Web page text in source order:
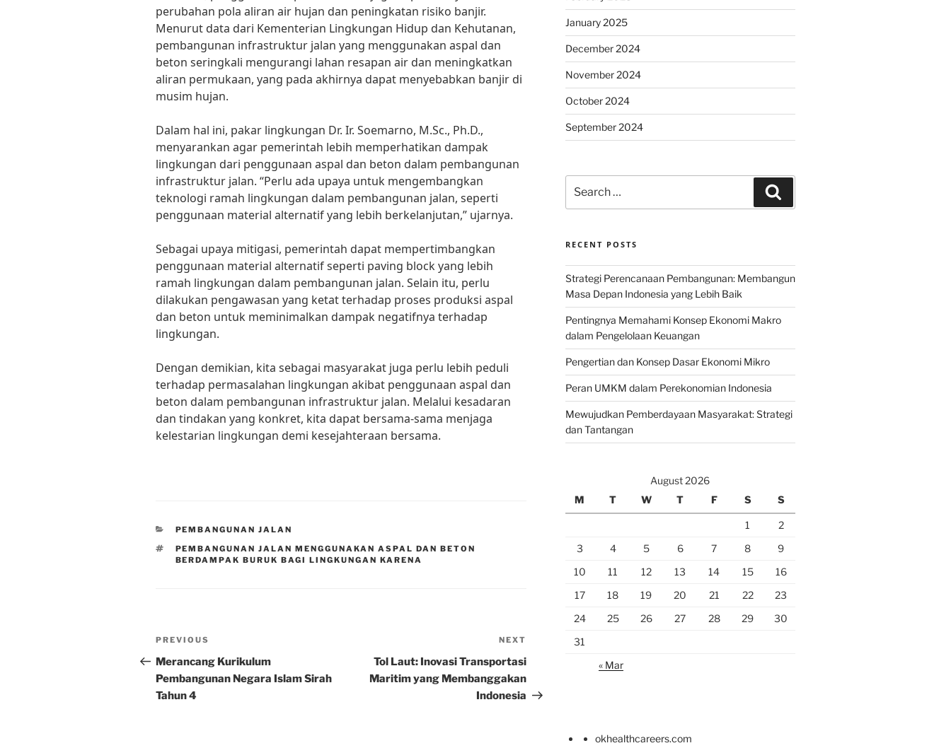
perubahan pola aliran air hujan dan peningkatan risiko banjir.
Menurut data dari Kementerian Lingkungan Hidup dan Kehutanan,
pembangunan infrastruktur jalan yang menggunakan aspal dan
beton seringkali mengurangi lahan resapan air dan meningkatkan
aliran permukaan, yang pada akhirnya dapat menyebabkan banjir di
musim hujan.
Dalam hal ini, pakar lingkungan Dr. Ir. Soemarno, M.Sc., Ph.D.,
menyarankan agar pemerintah lebih memperhatikan dampak
lingkungan dari penggunaan aspal dan beton dalam pembangunan
infrastruktur jalan. “Perlu ada upaya untuk mengembangkan
teknologi ramah lingkungan dalam pembangunan jalan, seperti
penggunaan material alternatif yang lebih berkelanjutan,” ujarnya.
Sebagai upaya mitigasi, pemerintah dapat mempertimbangkan
penggunaan material alternatif seperti paving block yang lebih
ramah lingkungan dalam pembangunan jalan. Selain itu, perlu
dilakukan pengawasan yang ketat terhadap proses produksi aspal
dan beton untuk meminimalkan dampak negatifnya terhadap
lingkungan.
Dengan demikian, kita sebagai masyarakat juga perlu lebih peduli
terhadap permasalahan lingkungan akibat penggunaan aspal dan
beton dalam pembangunan infrastruktur jalan. Melalui kesadaran
dan tindakan yang konkret, kita dapat bersama-sama menjaga
kelestarian lingkungan demi kesejahteraan bersama.
CATEGORIES
PEMBANGUNAN JALAN
TAGS
PEMBANGUNAN JALAN MENGGUNAKAN ASPAL DAN BETON
BERDAMPAK BURUK BAGI LINGKUNGAN KARENA
Post
navigation
Previous
Post
PREVIOUS
Merancang Kurikulum
Pembangunan Negara Islam Sirah
Tahun 4
Post
NEXT
Tol Laut: Inovasi Transportasi
Maritim yang Membanggakan
Indonesia
January 2025
December 2024
November 2024
October 2024
September 2024
for:
RECENT POSTS
Strategi Perencanaan Pembangunan: Membangun
Masa Depan Indonesia yang Lebih Baik
Pentingnya Memahami Konsep Ekonomi Makro
dalam Pengelolaan Keuangan
Pengertian dan Konsep Dasar Ekonomi Mikro
Peran UMKM dalam Perekonomian Indonesia
Mewujudkan Pemberdayaan Masyarakat: Strategi
dan Tantangan
August 2026
M
T W T F S S
1
2
3
4 5 6 7 8
9
10
11 12 13 14 15
16
17
18 19 20 21 22
23
24
25 26 27 28 29
30
31
« Mar
okhealthcareers.com